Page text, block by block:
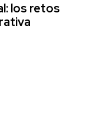
los retos